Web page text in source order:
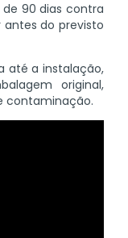
90 dias contra
do previsto
até a instalação,
original,
contaminação.